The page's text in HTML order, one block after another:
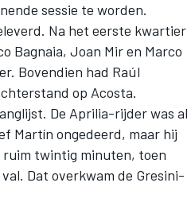
sessie te worden.
Na het eerste kwartier
Bagnaia, Joan Miren Marco
Bovendien had Raúl
op Acosta.
De Aprilia-rijder was al
Martín ongedeerd, maar hij
ruim twintig minuten, toen
Dat overkwam de Gresini-